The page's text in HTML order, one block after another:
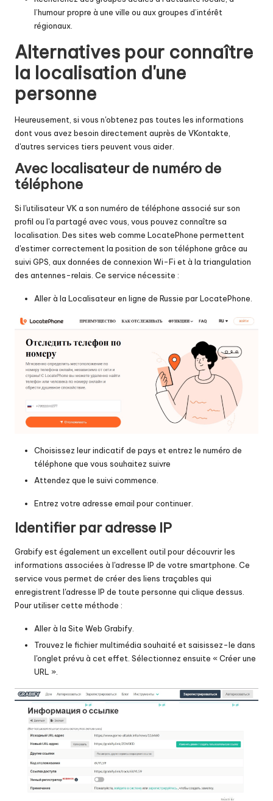
l’humour propre à une ville ou aux groupes d’intérêt
régionaux.
Alternatives pour connaître
la localisation d'une
personne
Heureusement, si vous n'obtenez pas toutes les informations
dont vous avez besoin directement auprès de VKontakte,
d'autres services tiers peuvent vous aider.
Avec localisateur de numéro de
téléphone
Si l'utilisateur VK a son numéro de téléphone associé sur son
profil ou l'a partagé avec vous, vous pouvez connaître sa
localisation. Des sites web comme LocatePhone permettent
d'estimer correctement la position de son téléphone grâce au
suivi GPS, aux données de connexion Wi-Fi et à la triangulation
des antennes-relais. Ce service nécessite :
Aller à la Localisateur en ligne de Russie par LocatePhone
Choisissez leur indicatif de pays et entrez le numéro de
téléphone que vous souhaitez suivre
Attendez que le suivi commence.
Entrez votre adresse email pour continuer.
Identifier par adresse IP
Grabify est également un excellent outil pour découvrir les
informations associées à l'adresse IP de votre smartphone. Ce
service vous permet de créer des liens traçables qui
enregistrent l'adresse IP de toute personne qui clique dessus.
Pour utiliser cette méthode :
Aller à la Site Web Grabify.
Trouvez le fichier multimédia souhaité et saisissez-le dans
l'onglet prévu à cet effet. Sélectionnez ensuite « Créer une
URL ».